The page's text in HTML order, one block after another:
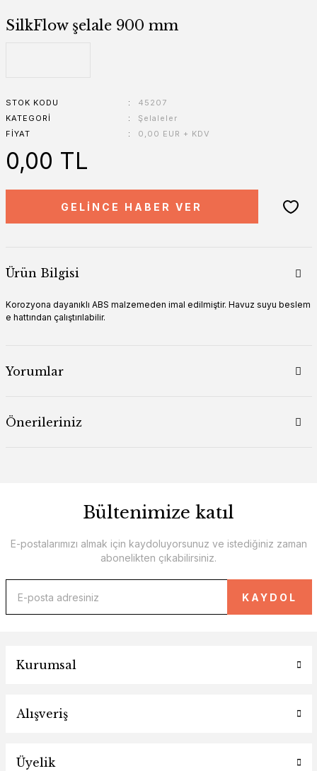
SilkFlow şelale 900 mm
STOK KODU
45207
KATEGORI
Şelaleler
FIYAT
0,00 EUR + KDV
0,00 TL
GELİNCE HABER VER
Ürün Bilgisi
Korozyona dayanıklı ABS malzemeden imal edilmiştir. Havuz suyu beslem
e hattından çalıştırılabilir.
Yorumlar
Önerileriniz
Bültenimize katıl
E-postalarımızı almak için kaydoluyorsunuz ve istediğiniz zaman
abonelikten çıkabilirsiniz.
KAYDOL
Kurumsal
Alışveriş
Üyelik